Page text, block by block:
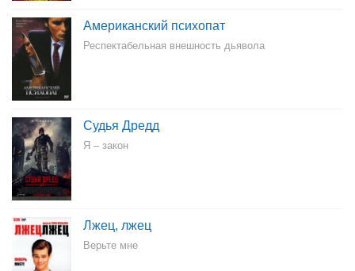
Американский психопат
Респектабельная внешность дьявола
Судья Дредд
Я – закон
Лжец, лжец
Верьте мне